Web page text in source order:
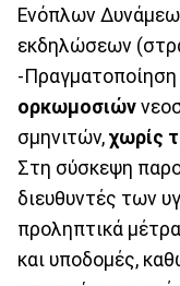
Ενόπλων
εκδηλώσεων
-
ορκωμοσιών
σμηνιτών, χωρίς
Στη σύσκεψη
διευθυντές των
προληπτικά
και υποδομές,